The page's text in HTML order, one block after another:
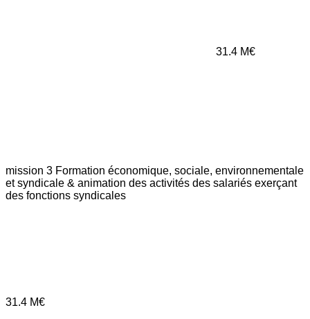
31.4 M€
mission 3 Formation économique, sociale, environnementale
et syndicale & animation des activités des salariés exerçant
des fonctions syndicales
31.4 M€